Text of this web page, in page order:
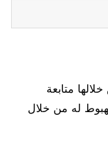
متابعة
له من خلال